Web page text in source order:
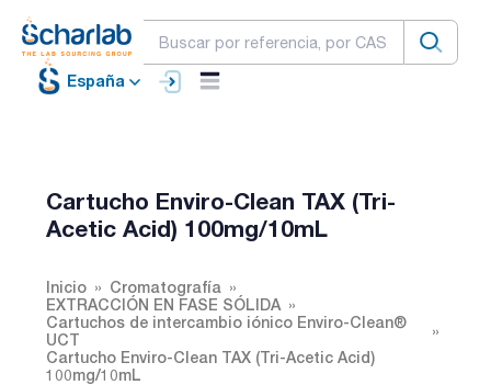
España
Cartucho Enviro-Clean TAX (Tri-
Acetic Acid) 100mg/10mL
Inicio
Cromatografía
EXTRACCIÓN EN FASE SÓLIDA
Cartuchos de intercambio iónico Enviro-Clean®
UCT
Cartucho Enviro-Clean TAX (Tri-Acetic Acid)
100mg/10mL